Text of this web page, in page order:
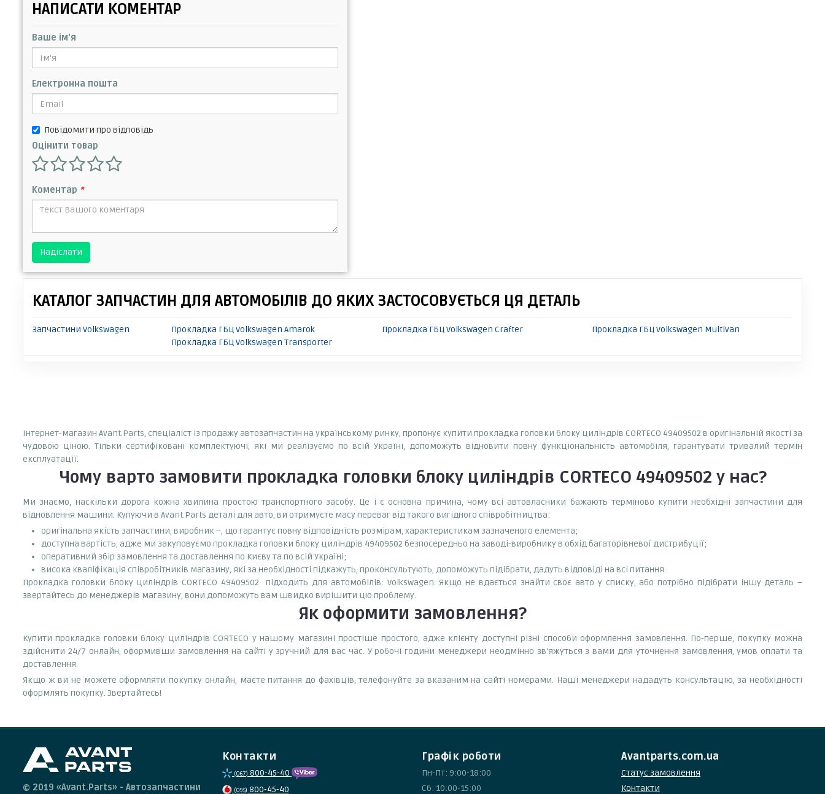
НАПИСАТИ КОМЕНТАР
Ваше ім'я
Електронна пошта
Повідомити про відповідь
Оцінити товар
Коментар *
Надіслати
КАТАЛОГ ЗАПЧАСТИН ДЛЯ АВТОМОБІЛІВ ДО ЯКИХ ЗАСТОСОВУЄТЬСЯ ЦЯ ДЕТАЛЬ
Запчастини Volkswagen Прокладка ГБЦ Volkswagen Amarok Прокладка ГБЦ Volkswagen Crafter
Прокладка ГБЦ Volkswagen Multivan
Прокладка ГБЦ Volkswagen Transporter
Інтернет-магазин Avant.Parts, спеціаліст із продажу автозапчастин на українському ринку, пропонує купити прокладка головки блоку циліндрів CORTECO 49409502 в оригінальній якості за
чудовою ціною. Тільки сертифіковані комплектуючі, які ми реалізуємо по всій Україні, допоможуть відновити повну функціональність автомобіля, гарантувати тривалий термін
експлуатації.
Чому варто замовити прокладка головки блоку циліндрів CORTECO 49409502 у нас?
Ми знаємо, наскільки дорога кожна хвилина простою транспортного засобу. Це і є основна причина, чому всі автовласники бажають терміново купити необхідні запчастини для
відновлення машини. Купуючи в Avant.Parts деталі для авто, ви отримуєте масу переваг від такого вигідного співробітництва:
оригінальна якість запчастини, виробник –, що гарантує повну відповідність розмірам, характеристикам зазначеного елемента;
доступна вартість, адже ми закуповуємо прокладка головки блоку циліндрів 49409502 безпосередньо на заводі-виробнику в обхід багаторівневої дистрибуції;
оперативний збір замовлення та доставлення по Києву та по всій Україні;
висока кваліфікація співробітників магазину, які за необхідності підкажуть, проконсультують, допоможуть підібрати, дадуть відповіді на всі питання.
Прокладка головки блоку циліндрів CORTECO 49409502 підходить для автомобілів: Volkswagen. Якщо не вдається знайти своє авто у списку, або потрібно підібрати іншу деталь –
звертайтесь до менеджерів магазину, вони допоможуть вам швидко вирішити цю проблему.
Як оформити замовлення?
Купити прокладка головки блоку циліндрів CORTECO у нашому магазині простіше простого, адже клієнту доступні різні способи оформлення замовлення. По-перше, покупку можна
здійснити 24/7 онлайн, оформивши замовлення на сайті у зручний для вас час. У робочі години менеджери неодмінно зв'яжуться з вами для уточнення замовлення, умов оплати та
доставлення.
Якщо ж ви не можете оформляти покупку онлайн, маєте питання до фахівців, телефонуйте за вказаним на сайті номерами. Наші менеджери нададуть консультацію, за необхідності
оформлять покупку. Звертайтесь!
© 2019 «Avant.Parts» - Автозапчастини
Контакти
(067) 800-45-40
(095) 800-45-40
Графік роботи
Пн-Пт: 9:00-18:00
Сб: 10:00-15:00
Avantparts.com.ua
Статус замовлення
Контакти